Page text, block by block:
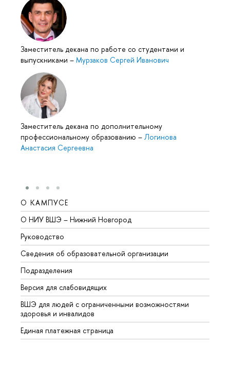
Заместитель декана по работе со студентами и
выпускниками – Мурзаков Сергей Иванович
Заместитель декана по дополнительному
профессиональному образованию – Логинова
Анастасия Сергеевна
О КАМПУСЕ
О НИУ ВШЭ – Нижний Новгород
Руководство
Сведения об образовательной организации
Подразделения
Версия для слабовидящих
ВШЭ для людей с ограниченными возможностями
здоровья и инвалидов
Единая платежная страница